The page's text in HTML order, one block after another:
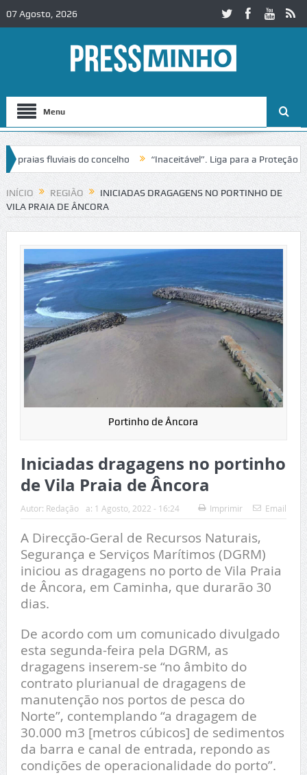
07 Agosto, 2026
Menu
fluviais do concelho “Inaceitável”. Liga para a Proteção da
INÍCIO REGIÃO
INICIADAS DRAGAGENS NO PORTINHO DE
VILA PRAIA DE ÂNCORA
Portinho de Âncora
Iniciadas dragagens no portinho
de Vila Praia de Âncora
Autor: Redação a: 1 Agosto, 2022 - 16:24 Imprimir Email
A Direcção-Geral de Recursos Naturais,
Segurança e Serviços Marítimos (DGRM)
iniciou as dragagens no porto de Vila Praia
de Âncora, em Caminha, que durarão 30
dias.
De acordo com um comunicado divulgado
esta segunda-feira pela DGRM, as
dragagens inserem-se “no âmbito do
contrato plurianual de dragagens de
manutenção nos portos de pesca do
Norte”, contemplando “a dragagem de
30.000 m3 [metros cúbicos] de sedimentos
da barra e canal de entrada, repondo as
condições de operacionalidade do porto”.